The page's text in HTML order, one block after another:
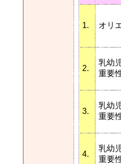
1. オリ
2.
乳幼
重要
3.
乳幼
重要
4.
乳幼
重要